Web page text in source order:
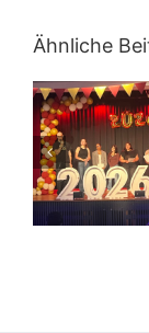
Ähnliche